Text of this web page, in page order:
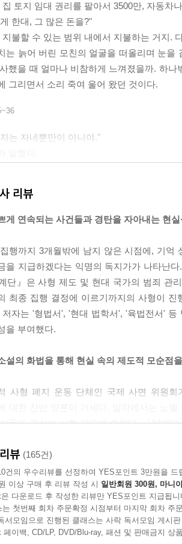
집 토지 임대 권리를 팔아서 3500만, 자동차
한대, 그 많은 돈을?"
지불할 수 있는 범위 내에서 지불하는 거지.
는 늙어 버린 모친의 얼굴을 떠올리며 눈
했을 때 얼마나 비참하게 느껴졌을까. 하
그리면서 소리 죽여 울어 왔던 것이다.
는 자네뿐만이 아니야."
이 손으로 사람을 둘이나 죽였다니까."
밤 신음하는 난고의 목소리가 들려오는 거
뜻입니까?"
집행."
시선을 떨구었다.
교도관의 업무였어."
리뷰
게 연속되는 사건들과 경탄을 자아내는 현실
행까지 3개월밖에 남지 않은 시점에, 기억
을 지급하겠다는 익명의 독지가가 나타난
계단』은 사형 제도 및 현대 국가의 범죄 관
최종 집행 결정에 이르기까지의 사형이
저자는 '형법서', '현대 법학서', '육법전서'
을 부여했다.
설의 화법을 통해 현실 속의 제도적 모순점
사형 폐지 운동 단체인 국제 사면 위원
들의 관심이 사형 제도에 쏠렸다. 『13계
가 죄를 뉘우치면 형량을 줄여 주는 ‘개
가 진실로 뉘우치는지 알 수 없어도, ‘뉘우
수도 없다.
의 가족이 범인을 용서해도 그것은 형 집
거치며 살아남는데, 한두 명을 살해한 살
뷰 (165건)
건의 우수리뷰를 선정하여 YES포인트 3만원을 드
이상 구매 후 리뷰 작성 시 일반회원 300원, 마니
다운로드 후 작성한 리뷰만 YES포인트 지급됩니
는 첫번째 회차 주문확정 시점부터 마지막 회차 주
서모임으로 진행된 클래스는 사락 독서모임 게시
페이백, CD/LP, DVD/Blu-ray, 패션 및 판매금지 상